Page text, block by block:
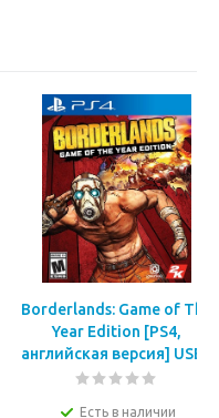
Borderlands: Game of The
Year Edition [PS4,
английская версия] USED
Есть в наличии